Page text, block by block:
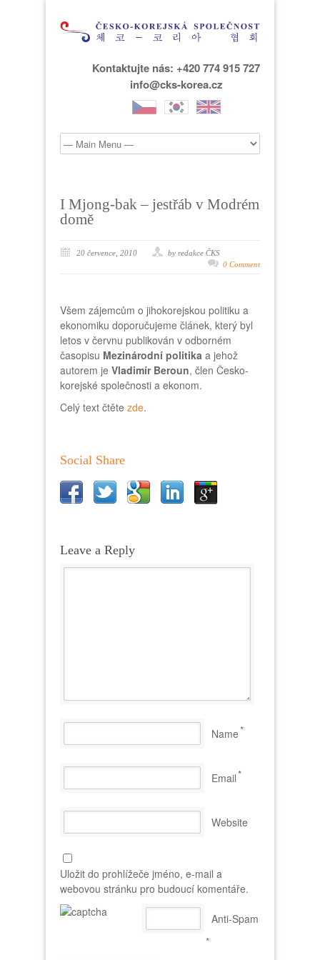
Kontaktujte nás: +420 774 915 727
info@cks-korea.cz
I Mjong-bak – jestřáb v Modrém
domě
20 července, 2010
by redakce ČKS
0 Comment
Všem zájemcům o jihokorejskou politiku a
ekonomiku doporučujeme článek, který byl
letos v červnu publikován v odborném
časopisu Mezinárodní politika a jehož
autorem je Vladimír Beroun, člen Česko-
korejské společnosti a ekonom.
Celý text čtěte zde.
Social Share
Leave a Reply
Name*
Email*
Website
Uložit do prohlížeče jméno, e-mail a
webovou stránku pro budoucí komentáře.
Anti-Spam
*